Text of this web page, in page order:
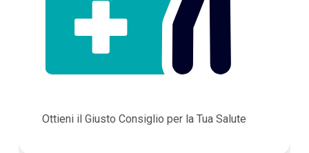
Ottieni il Giusto Consiglio per la Tua Salute